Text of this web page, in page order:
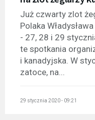
Już czwarty zlot
Polaka
- 27, 28 i 29
te spotkania
i kanadyjska. W
zatoce, na...
29 stycznia 2020 - 09:21